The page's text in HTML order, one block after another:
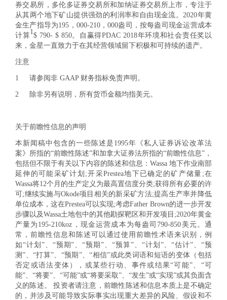
券交易所，多伦多证券交易所和加纳证券交易所上市，专注于
从其两个地下矿山提供强劲的利润率和自由现金流。2020年黄
金生产指导为195，000-210，000盎司，按每盎司现金运营成本
计算1 $ 790- $ 850。自赢得PDAC 2018年环境和社会责任奖以
来，金星一直致力于在其经营领域留下积极和可持续的遗产。
注意
1 请参阅非 GAAP 财务指标免责声明。
2 除非另有说明，所有货币金额均指美元。
关于前瞻性信息的声明
本新闻稿中包含的一些陈述是1995年《私人证券诉讼改革法
案》所指的“前瞻性陈述”和加拿大证券法所指的“前瞻性信息”，
包括但不限于有关以下内容的陈述和信息：Wassa 地下作业南部
延伸的可能采矿计划;开采Prestea地下已确定的矿产储量;在
Wassa将12个月的生产定义为最高置信度分类;获得所有必要的许
可;继续实施与Okode项目相关的新采矿方法;提高生产率并降低
单位成本，这在Prestea可以实现;考虑Father Brown的进一步开发
步骤以及Wassa土地包中的其他勘探靶区和开发项目;2020年黄金
产量为195-210koz，现金运营成本为每盎司790-850美元。通
常，前瞻性信息和陈述可以通过使用前瞻性术语来识别，例
如“计划”、“预期”、“预期”、“预算”、“计划”、“估计”、“预
测”、“打算”、“预期”、“相信”或此类词语和短语的变体（包括
否定或语法变体），或某些行动、事件或结果“可能”、“可
能”、“将要”、“可能”或“将要采取”、“发生”或“实现”或其负面含
义的陈述。 投资者请注意，前瞻性陈述和信息本质上是不确定
的，并涉及可能导致实际事实出现重大差异的风险、假设和不